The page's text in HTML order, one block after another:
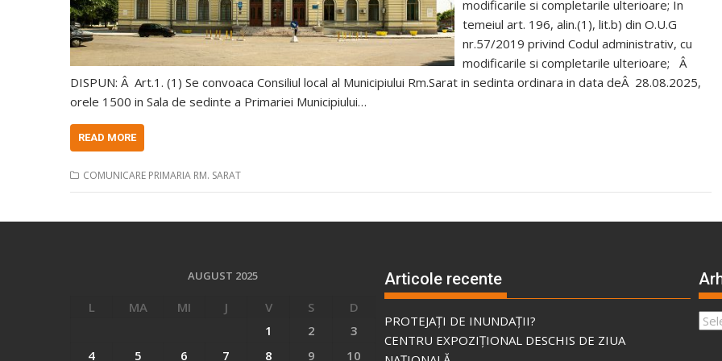
modificarile si completarile ulterioare; In
temeiul art. 196, alin.(1), lit.b) din O.U.G
nr.57/2019 privind Codul administrativ, cu
modificarile si completarile ulterioare; Â
DISPUN: Â Art.1. (1) Se convoaca Consiliul local al Municipiului Rm.Sarat in sedinta ordinara in data deÂ 28.08.2025,
orele 1500 in Sala de sedinte a Primariei Municipiului…
READ MORE
COMUNICARE PRIMARIA RM. SARAT
AUGUST 2025
L MA MI J V S
D
1
2
3
4
5 6 7 8 9 10
Articole recente
PROTEJAȚI DE INUNDAȚII?
CENTRU EXPOZIȚIONAL DESCHIS DE ZIUA